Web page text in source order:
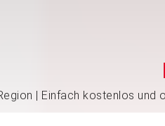
| Einfach kostenlos